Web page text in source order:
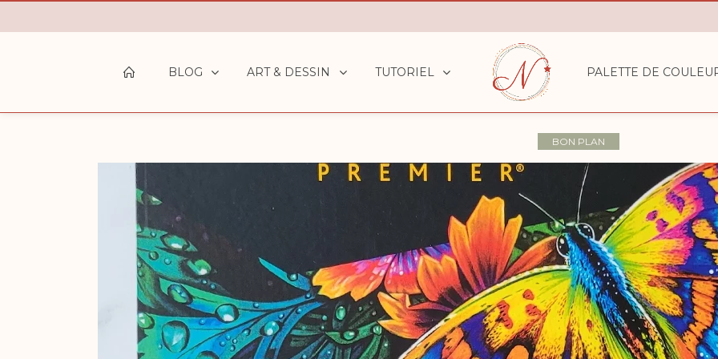
BLOG ART & DESSIN TUTORIEL PALETTE DE
BON PLAN